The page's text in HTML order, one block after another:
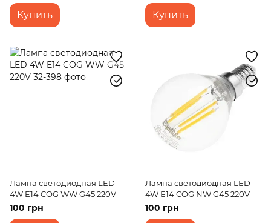
Купить Купить
Лампа светодиодная LED
4W E14 COG WW G45 220V
100 грн
Лампа светодиодная LED
4W E14 COG NW G45 220V
100 грн